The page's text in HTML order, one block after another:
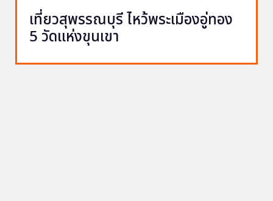
เที่ยวสุพรรณบุรี ไหว้พระเมืองอู่ทอง
5 วัดแห่งขุนเขา